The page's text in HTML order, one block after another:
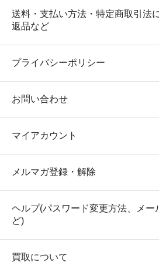
送料・支払い方法・特定商取引法
返品など
プライバシーポリシー
お問い合わせ
マイアカウント
メルマガ登録・解除
ヘルプ(パスワード変更方法、メー
ど)
買取について